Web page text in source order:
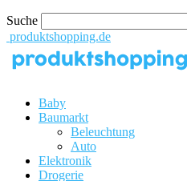
Suche
produktshopping.de
Baby
Baumarkt
Beleuchtung
Auto
Elektronik
Drogerie